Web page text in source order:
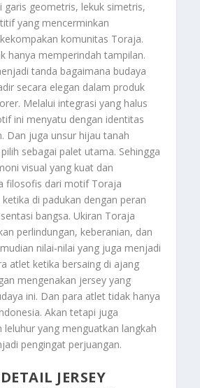
garis geometris, lekuk simetris,
yang mencerminkan
komunitas Toraja.
hanya memperindah tampilan.
tanda bagaimana budaya
secara elegan dalam produk
Melalui integrasi yang halus
ini menyatu dengan identitas
Dan juga unsur hijau tanah
sebagai palet utama. Sehingga
visual yang kuat dan
filosofis dari motif Toraja
di padukan dengan peran
bangsa. Ukiran Toraja
perlindungan, keberanian, dan
nilai-nilai yang juga menjadi
atlet ketika bersaing di ajang
mengenakan jersey yang
ini. Dan para atlet tidak hanya
Akan tetapi juga
yang menguatkan langkah
pengingat perjuangan.
JERSEY